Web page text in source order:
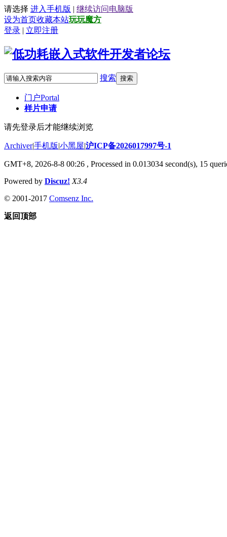
请选择 进入手机版 | 继续访问电脑版
设为首页收藏本站玩玩魔方
登录 | 立即注册
搜索 搜索
门户Portal
样片申请
请先登录后才能继续浏览
Archiver|手机版|小黑屋|沪ICP备2026017997号-1
GMT+8, 2026-8-8 00:26 , Processed in 0.013034 second(s), 15
Powered by Discuz! X3.4
© 2001-2017 Comsenz Inc.
返回顶部